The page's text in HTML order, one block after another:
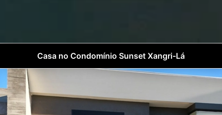
Casa no Condomínio Sunset Xangri-Lá